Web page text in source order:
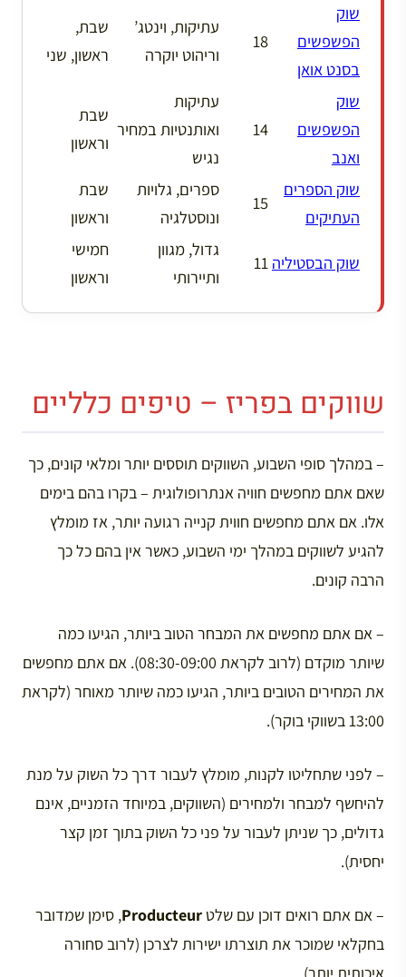
שוק
הפשפשים
בסנט אואן
18
עתיקות, וינטג’
וריהוט יוקרה
שבת,
ראשון, שני
שוק
הפשפשים
ואנב
14
עתיקות
ואותנטיות במחיר
נגיש
שבת
וראשון
שוק הספרים
העתיקים
15
ספרים, גלויות
ונוסטלגיה
שבת
וראשון
שוק הבסטיליה 11
גדול, מגוון
ותיירותי
חמישי
וראשון
שווקים בפריז – טיפים כלליים
– במהלך סופי השבוע, השווקים תוססים יותר ומלאי קונים, כך
שאם אתם מחפשים חוויה אנתרופולוגית – בקרו בהם בימים
אלו. אם אתם מחפשים חווית קנייה רגועה יותר, אז מומלץ
להגיע לשווקים במהלך ימי השבוע, כאשר אין בהם כל כך
הרבה קונים.
– אם אתם מחפשים את המבחר הטוב ביותר, הגיעו כמה
שיותר מוקדם (לרוב לקראת 08:30-09:00). אם אתם מחפשים
את המחירים הטובים ביותר, הגיעו כמה שיותר מאוחר (לקראת
13:00 בשווקי בוקר).
– לפני שתחליטו לקנות, מומלץ לעבור דרך כל השוק על מנת
להיחשף למבחר ולמחירים (השווקים, במיוחד הזמניים, אינם
גדולים, כך שניתן לעבור על פני כל השוק בתוך זמן קצר
יחסית).
– אם אתם רואים דוכן עם שלט Producteur, סימן שמדובר
בחקלאי שמוכר את תוצרתו ישירות לצרכן (לרוב סחורה
איכותית יותר).